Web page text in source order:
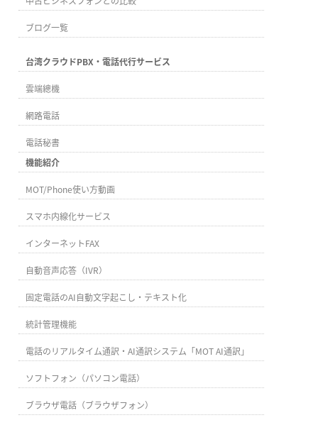
ブログ一覧
台湾クラウドPBX・電話代行サービス
雲端總機
網路電話
電話秘書
機能紹介
MOT/Phone使い方動画
スマホ内線化サービス
インターネットFAX
自動音声応答（IVR）
固定電話のAI自動文字起こし・テキスト化
統計管理機能
電話のリアルタイム通訳・AI通訳システム「MOT AI通訳」
ソフトフォン（パソコン電話）
ブラウザ電話（ブラウザフォン）